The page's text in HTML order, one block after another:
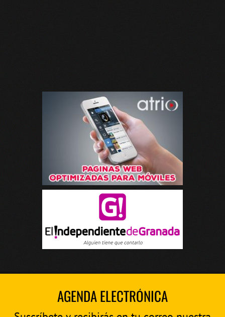
AGENDA ELECTRÓNICA